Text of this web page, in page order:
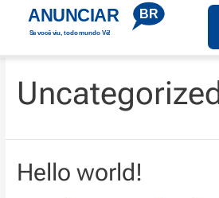
ANUNCIAR BR
Se você viu, todo mundo Vê!
Uncategorized
Hello world!